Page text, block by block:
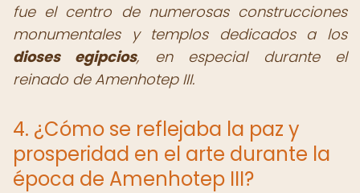
fue el centro de numerosas construcciones
monumentales y templos dedicados a los
dioses egipcios, en especial durante el
reinado de Amenhotep III.
4. ¿Cómo se reflejaba la paz y
prosperidad en el arte durante la
época de Amenhotep III?